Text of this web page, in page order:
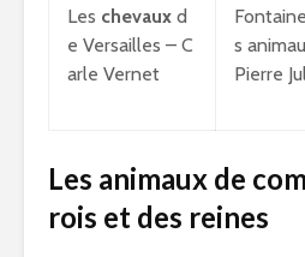
Les chevaux d
e Versailles – C
arle Vernet
s
Pierre
Les animaux de
rois et des reines